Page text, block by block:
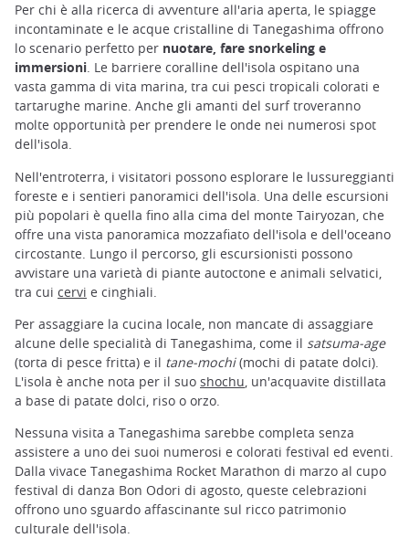
Per chi è alla ricerca di avventure all'aria aperta, le spiagge
incontaminate e le acque cristalline di Tanegashima offrono
lo scenario perfetto per nuotare, fare snorkeling e
immersioni. Le barriere coralline dell'isola ospitano una
vasta gamma di vita marina, tra cui pesci tropicali colorati e
tartarughe marine. Anche gli amanti del surf troveranno
molte opportunità per prendere le onde nei numerosi spot
dell'isola.
Nell'entroterra, i visitatori possono esplorare le lussureggianti
foreste e i sentieri panoramici dell'isola. Una delle escursioni
più popolari è quella fino alla cima del monte Tairyozan, che
offre una vista panoramica mozzafiato dell'isola e dell'oceano
circostante. Lungo il percorso, gli escursionisti possono
avvistare una varietà di piante autoctone e animali selvatici,
tra cui cervi e cinghiali.
Per assaggiare la cucina locale, non mancate di assaggiare
alcune delle specialità di Tanegashima, come il satsuma-age
(torta di pesce fritta) e il tane-mochi(mochi di patate dolci).
L'isola è anche nota per il suo shochu , un'acquavite distillata
a base di patate dolci, riso o orzo.
Nessuna visita a Tanegashima sarebbe completa senza
assistere a uno dei suoi numerosi e colorati festival ed eventi.
Dalla vivace Tanegashima Rocket Marathon di marzo al cupo
festival di danza Bon Odori di agosto, queste celebrazioni
offrono uno sguardo affascinante sul ricco patrimonio
culturale dell'isola.